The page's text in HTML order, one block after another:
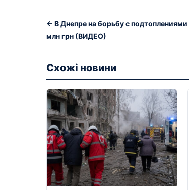
← В Днепре на борьбу с
млн грн (ВИДЕО)
Схожі новини